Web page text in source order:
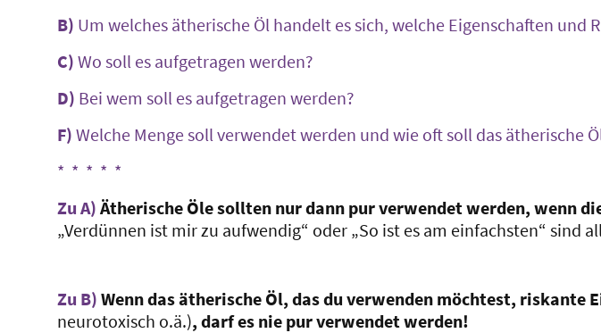
B) Um welches ätherische Öl handelt es sich, welche Eigenschaften und
C) Wo soll es aufgetragen werden?
D) Bei wem soll es aufgetragen werden?
F) Welche Menge soll verwendet werden und wie oft soll das ätherische
* * * * *
Zu A) Ätherische Öle sollten nur dann pur verwendet werden, wenn
„Verdünnen ist mir zu aufwendig“ oder „So ist es am einfachsten“
Zu B) Wenn das ätherische Öl, das du verwenden möchtest, riskante
neurotoxisch o.ä.), darf es nie pur verwendet werden!